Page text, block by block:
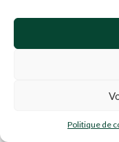
Politique de
Napoléon, la